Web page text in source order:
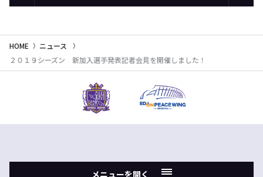
HOME
ニュース
２０１９シーズン 新加入選手発表記者会見を開催しました！
メニューを開く